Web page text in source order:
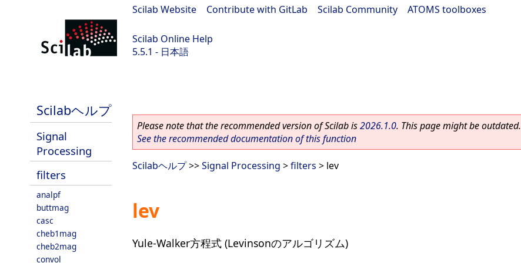
Scilab Website Contribute with GitLab Scilab Community ATOMS toolboxes
Scilab Online Help
5.5.1 - 日本語
Scilabヘルプ
Signal
Processing
filters
analpf
buttmag
casc
cheb1mag
cheb2mag
convol
Please note that the recommended version of Scilab is2026.1.0. This page might be outdated.
See the recommended documentation of this function
Scilabヘルプ>>Signal Processing >filters > lev
lev
Yule-Walker方程式 (Levinsonのアルゴリズム)